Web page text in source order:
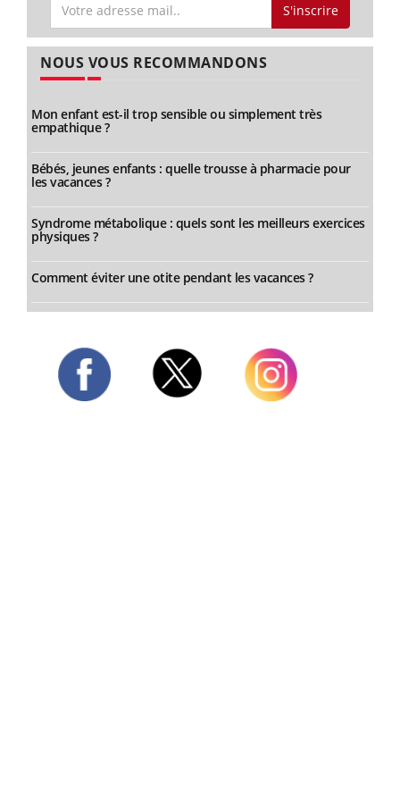
S'inscrire
NOUS VOUS RECOMMANDONS
Mon enfant est-il trop sensible ou simplement très
empathique ?
Bébés, jeunes enfants : quelle trousse à pharmacie pour
les vacances ?
Syndrome métabolique : quels sont les meilleurs exercices
physiques ?
Comment éviter une otite pendant les vacances ?